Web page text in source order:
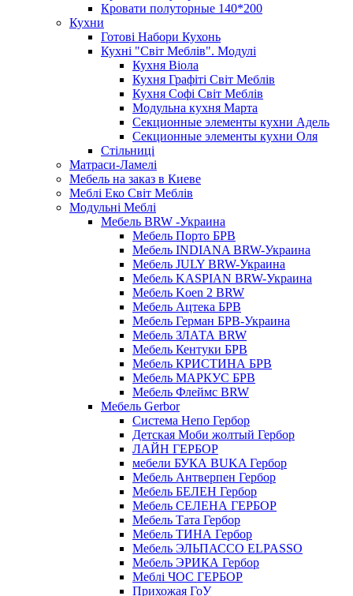
Кровати полуторные 140*200
Кухни
Готові Набори Кухонь
Кухні "Світ Меблів". Модулі
Кухня Віола
Кухня Графіті Світ Меблів
Кухня Софі Світ Меблів
Модульна кухня Марта
Секционные элементы кухни Адель
Секционные элементы кухни Оля
Стільниці
Матраси-Ламелі
Мебель на заказ в Киеве
Меблі Еко Світ Меблів
Модульні Меблі
Мебель BRW -Украина
Мебель Порто БРВ
Мебель INDIANA BRW-Украина
Мебель JULY BRW-Украина
Мебель KASPIAN BRW-Украина
Мебель Koen 2 BRW
Мебель Ацтека БРВ
Мебель Герман БРВ-Украина
Мебель ЗЛАТА BRW
Мебель Кентуки БРВ
Мебель КРИСТИНА БРВ
Мебель МАРКУС БРВ
Мебель Флеймс BRW
Мебель Gerbor
Cистема Непо Гербор
Детская Моби жолтый Гербор
ЛАЙН ГЕРБОР
мебели БУКА BUKA Гербор
Мебель Антверпен Гербор
Мебель БЕЛЕН Гербор
Мебель СЕЛЕНА ГЕРБОР
Мебель Тата Гербор
Мебель ТИНА Гербор
Мебель ЭЛЬПАССО ELPASSO
Мебель ЭРИКА Гербор
Меблі ЧОС ГЕРБОР
Прихожая ГоУ